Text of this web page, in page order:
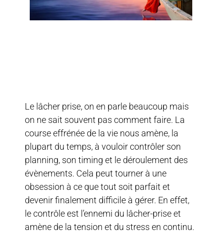
Le lâcher prise, on en parle beaucoup mais
on ne sait souvent pas comment faire. La
course effrénée de la vie nous amène, la
plupart du temps, à vouloir contrôler son
planning, son timing et le déroulement des
évènements. Cela peut tourner à une
obsession à ce que tout soit parfait et
devenir finalement difficile à gérer. En effet,
le contrôle est l’ennemi du lâcher-prise et
amène de la tension et du stress en continu.